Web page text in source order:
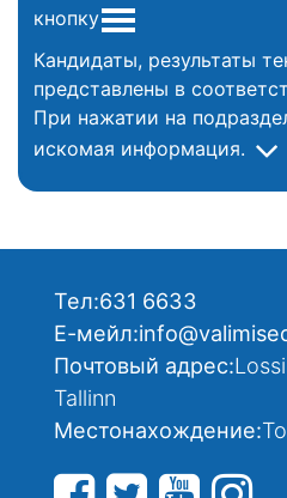
кнопку
Кандидаты, результаты
представлены в
При нажатии на
искомая информация.
Тел:631 6633
Е-мейл:
Почтовый адрес:
Tallinn
Местонахождение: